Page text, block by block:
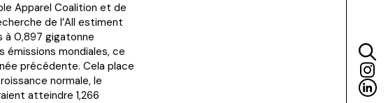
Apparel Coalition et de
de l’AII estiment
à 0,897 gigatonne
émissions mondiales, ce
précédente. Cela place
normale, le
atteindre 1,266